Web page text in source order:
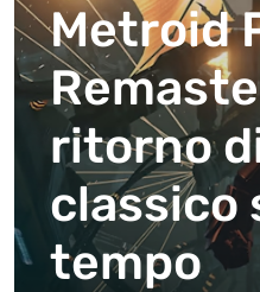
Metroid
ritorno
classico
tempo